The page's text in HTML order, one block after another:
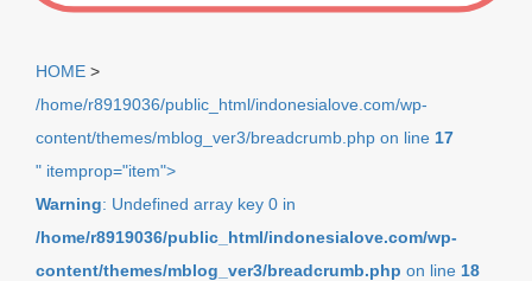
HOME >
/home/r8919036/public_html/indonesialove.com/wp-
content/themes/mblog_ver3/breadcrumb.php on line 17
" itemprop="item">
Warning: Undefined array key 0 in
/home/r8919036/public_html/indonesialove.com/wp-
content/themes/mblog_ver3/breadcrumb.php on line 18